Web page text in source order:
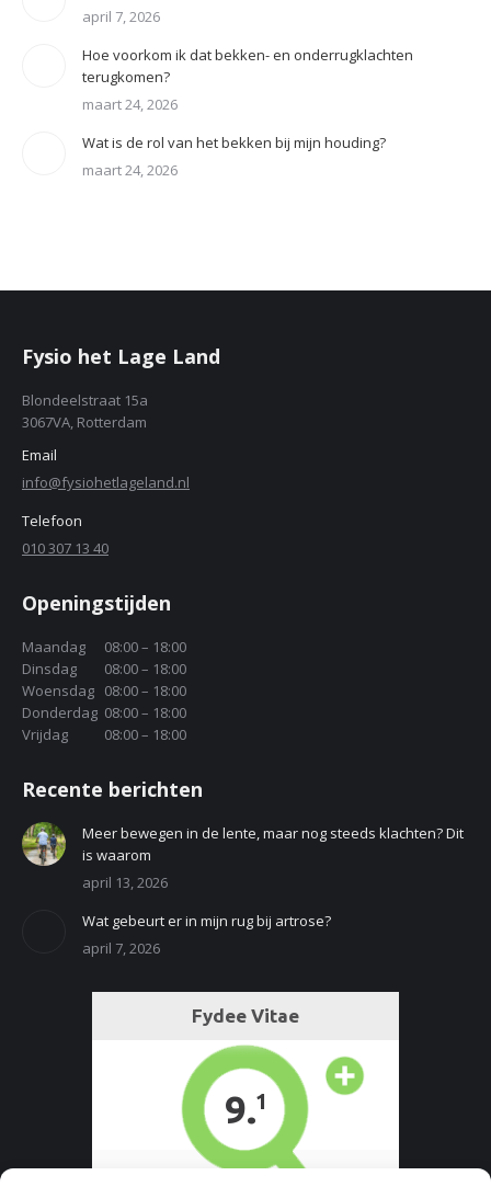
april 7, 2026
Hoe voorkom ik dat bekken- en onderrugklachten
terugkomen?
maart 24, 2026
Wat is de rol van het bekken bij mijn houding?
maart 24, 2026
Fysio het Lage Land
Blondeelstraat 15a
3067VA, Rotterdam
Email
info@fysiohetlageland.nl
Telefoon
010 307 13 40
Openingstijden
Maandag
08:00 – 18:00
Dinsdag
08:00 – 18:00
Woensdag 08:00 – 18:00
Donderdag 08:00 – 18:00
Vrijdag
08:00 – 18:00
Recente berichten
Meer bewegen in de lente, maar nog steeds klachten? Dit
is waarom
april 13, 2026
Wat gebeurt er in mijn rug bij artrose?
april 7, 2026